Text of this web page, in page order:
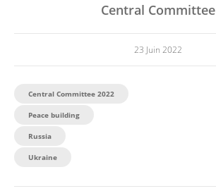
Central Committee
23 Juin 2022
Central Committee 2022
Peace building
Russia
Ukraine